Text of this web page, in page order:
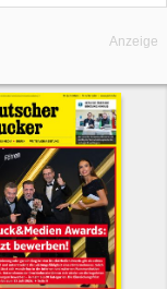
Anzeige